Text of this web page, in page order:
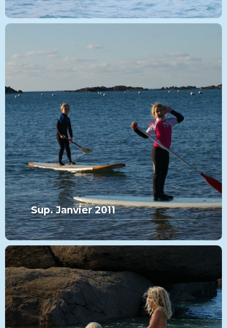
VIEW MORE CATÉGORIE PADDLE
Sup. Janvier 2011
MORE FROM THIS SET:
VIEW MORE CATÉGORIE PADDLE
Sup. Janvier 2011